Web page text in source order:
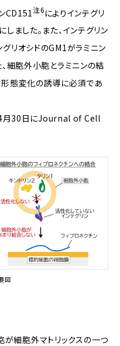
CD151注6によりインテグリ
ました。また、インテグリン
リオシドのGM1がラミニン
細胞外小胞とラミニンの結
態変化の誘導に必須であ
月30日にJournal of Cell
図
細胞外マトリックスの一つ